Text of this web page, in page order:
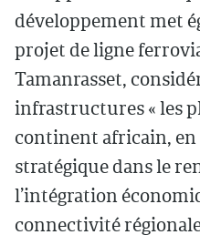
développement met
projet de ligne
Tamanrasset,
infrastructures « les
continent africain, en
stratégique dans le
l’intégration
connectivité